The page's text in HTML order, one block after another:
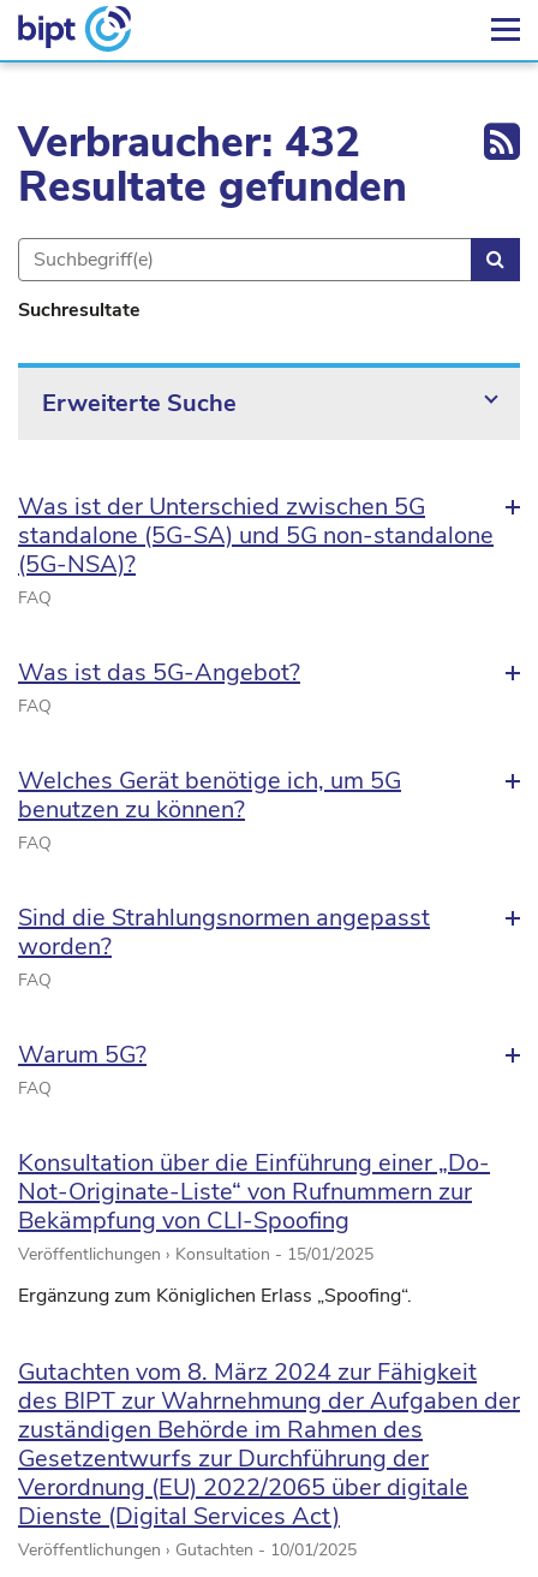
Verbraucher: 432
Resultate gefunden
Suchresultate
Erweiterte Suche
Was ist der Unterschied zwischen 5G
standalone (5G-SA) und 5G non-standalone
(5G-NSA)?
FAQ
Was ist das 5G-Angebot?
FAQ
Welches Gerät benötige ich, um 5G
benutzen zu können?
FAQ
Sind die Strahlungsnormen angepasst
worden?
FAQ
Warum 5G?
FAQ
Konsultation über die Einführung einer „Do-
Not-Originate-Liste“ von Rufnummern zur
Bekämpfung von CLI-Spoofing
Veröffentlichungen › Konsultation - 15/01/2025
Ergänzung zum Königlichen Erlass „Spoofing“.
Gutachten vom 8. März 2024 zur Fähigkeit
des BIPT zur Wahrnehmung der Aufgaben der
zuständigen Behörde im Rahmen des
Gesetzentwurfs zur Durchführung der
Verordnung (EU) 2022/2065 über digitale
Dienste (Digital Services Act)
Veröffentlichungen › Gutachten - 10/01/2025